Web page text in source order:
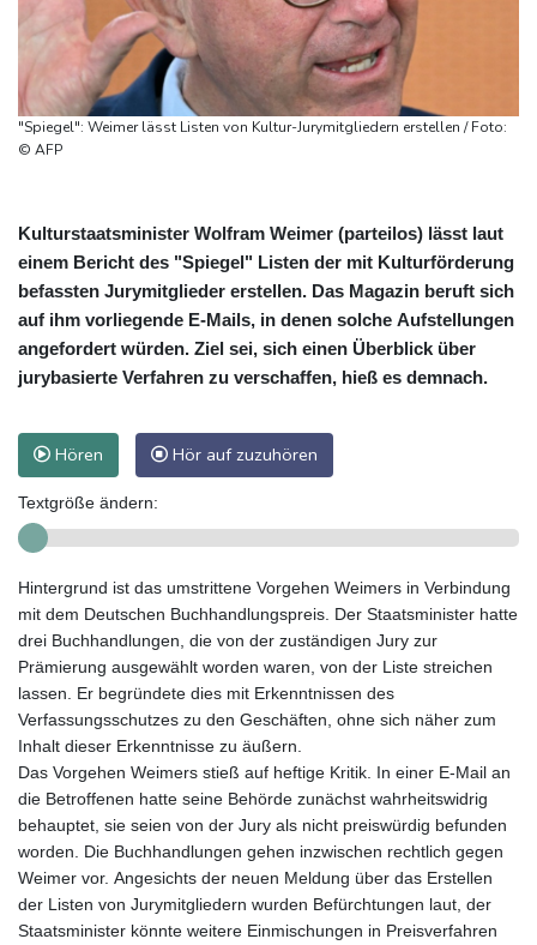
"Spiegel": Weimer lässt Listen von Kultur-Jurymitgliedern erstellen / Foto:
© AFP
Kulturstaatsminister Wolfram Weimer (parteilos) lässt laut
einem Bericht des "Spiegel" Listen der mit Kulturförderung
befassten Jurymitglieder erstellen. Das Magazin beruft sich
auf ihm vorliegende E-Mails, in denen solche Aufstellungen
angefordert würden. Ziel sei, sich einen Überblick über
jurybasierte Verfahren zu verschaffen, hieß es demnach.
Hören Hör auf zuzuhören
Textgröße ändern:
Hintergrund ist das umstrittene Vorgehen Weimers in Verbindung
mit dem Deutschen Buchhandlungspreis. Der Staatsminister hatte
drei Buchhandlungen, die von der zuständigen Jury zur
Prämierung ausgewählt worden waren, von der Liste streichen
lassen. Er begründete dies mit Erkenntnissen des
Verfassungsschutzes zu den Geschäften, ohne sich näher zum
Inhalt dieser Erkenntnisse zu äußern.
Das Vorgehen Weimers stieß auf heftige Kritik. In einer E-Mail an
die Betroffenen hatte seine Behörde zunächst wahrheitswidrig
behauptet, sie seien von der Jury als nicht preiswürdig befunden
worden. Die Buchhandlungen gehen inzwischen rechtlich gegen
Weimer vor. Angesichts der neuen Meldung über das Erstellen
der Listen von Jurymitgliedern wurden Befürchtungen laut, der
Staatsminister könnte weitere Einmischungen in Preisverfahren